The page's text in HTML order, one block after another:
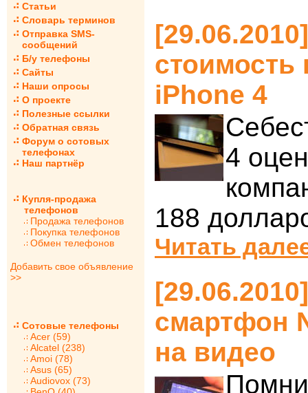
Статьи
Словарь терминов
Отправка SMS-
сообщений
Б/у телефоны
Сайты
Наши опросы
О проекте
Полезные ссылки
Обратная связь
Форум о сотовых
телефонах
Наш партнёр
Купля-продажа
телефонов
Продажа телефонов
Покупка телефонов
Обмен телефонов
Добавить свое объявление
>>
Сотовые телефоны
Acer (59)
Alcatel (238)
Amoi (78)
Asus (65)
Audiovox (73)
стоимость
iPhone 4
4
188
Читать
смартфон
на видео